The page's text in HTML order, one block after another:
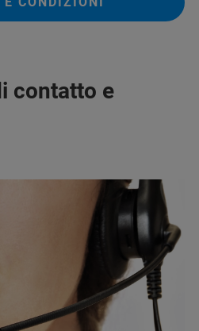
contatto e